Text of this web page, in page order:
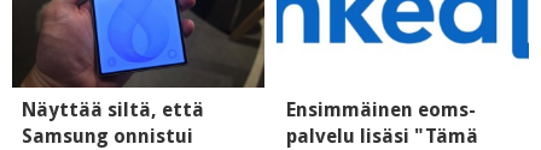
Näyttää siltä, että
Samsung onnistui
Ensimmäinen eoms-
palvelu lisäsi "Tämä